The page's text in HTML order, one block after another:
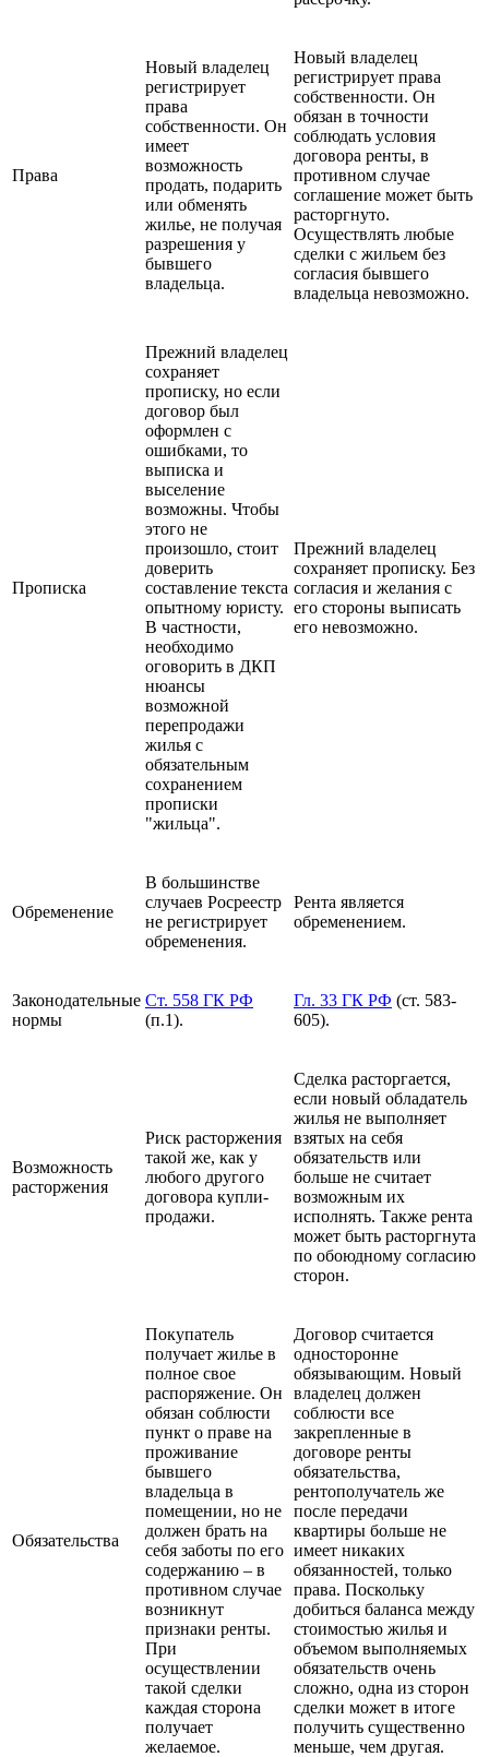
Права
Новый владелец
регистрирует
права
собственности. Он
имеет
возможность
продать, подарить
или обменять
жилье, не получая
разрешения у
бывшего
владельца.
Новый владелец
регистрирует права
собственности. Он
обязан в точности
соблюдать условия
договора ренты, в
противном случае
соглашение может быть
расторгнуто.
Осуществлять любые
сделки с жильем без
согласия бывшего
владельца невозможно.
Прописка
Прежний владелец
сохраняет
прописку, но если
договор был
оформлен с
ошибками, то
выписка и
выселение
возможны. Чтобы
этого не
произошло, стоит
доверить
составление текста
опытному юристу.
В частности,
необходимо
оговорить в ДКП
нюансы
возможной
перепродажи
жилья с
обязательным
сохранением
прописки
"жильца".
Прежний владелец
сохраняет прописку. Без
согласия и желания с
его стороны выписать
его невозможно.
Обременение
В большинстве
случаев Росреестр
не регистрирует
обременения.
Рента является
обременением.
Законодательные
нормы
Ст. 558 ГК РФ
(п.1).
Гл. 33 ГК РФ (ст. 583-
605).
Возможность
расторжения
Риск расторжения
такой же, как у
любого другого
договора купли-
продажи.
Сделка расторгается,
если новый обладатель
жилья не выполняет
взятых на себя
обязательств или
больше не считает
возможным их
исполнять. Также рента
может быть расторгнута
по обоюдному согласию
сторон.
Обязательства
Покупатель
получает жилье в
полное свое
распоряжение. Он
обязан соблюсти
пункт о праве на
проживание
бывшего
владельца в
помещении, но не
должен брать на
себя заботы по его
содержанию – в
противном случае
возникнут
признаки ренты.
При
осуществлении
такой сделки
каждая сторона
получает
желаемое.
Договор считается
односторонне
обязывающим. Новый
владелец должен
соблюсти все
закрепленные в
договоре ренты
обязательства,
рентополучатель же
после передачи
квартиры больше не
имеет никаких
обязанностей, только
права. Поскольку
добиться баланса между
стоимостью жилья и
объемом выполняемых
обязательств очень
сложно, одна из сторон
сделки может в итоге
получить существенно
меньше, чем другая.